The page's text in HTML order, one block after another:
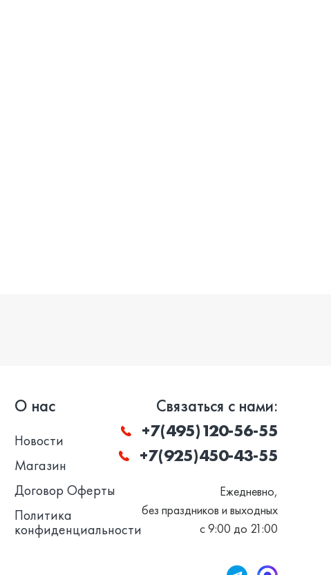
О нас
Новости
Магазин
Договор Оферты
Политика
конфиденциальности
Связаться с нами:
+7(495)120-56-55
+7(925)450-43-55
Ежедневно,
без праздников и выходных
с 9:00 до 21:00